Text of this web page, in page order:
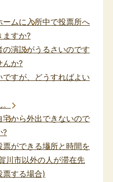
ムに入所中で投票所へ
ますか?
演説がうるさいのです
んか?
すが、どうすればよい
から外出できないので
?
ができる場所と時間を
川市以外の人が滞在先
票する場合)